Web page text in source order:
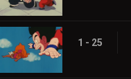
1 - 25